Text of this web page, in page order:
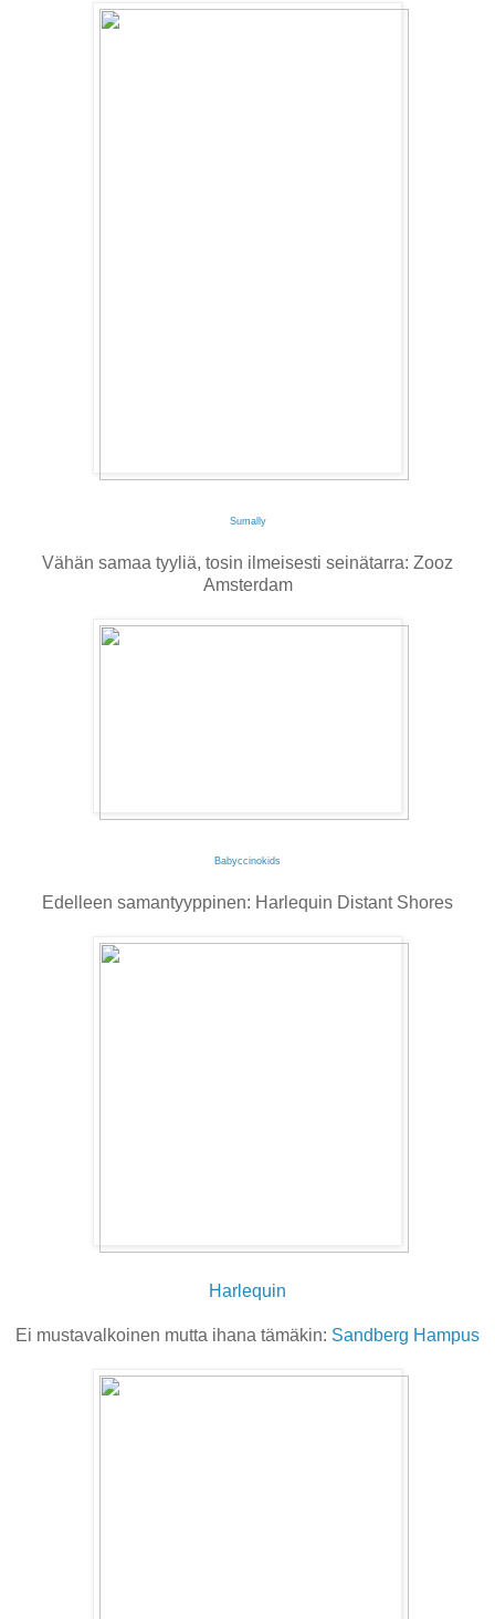
Sumally
Vähän samaa tyyliä, tosin ilmeisesti seinätarra: Zooz
Amsterdam
Babyccinokids
Edelleen samantyyppinen: Harlequin Distant Shores
Harlequin
Ei mustavalkoinen mutta ihana tämäkin: Sandberg Hampus